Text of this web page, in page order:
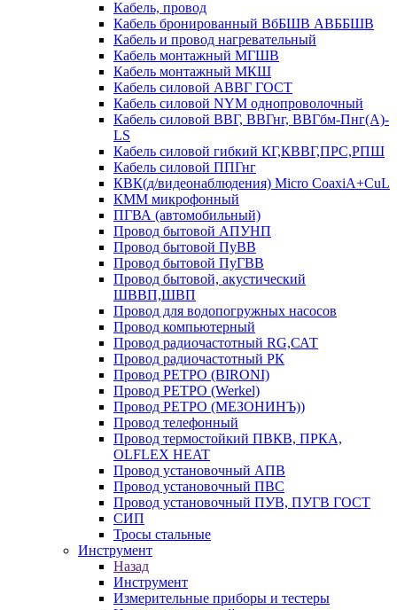
Кабель, провод
Кабель бронированный ВбБШВ АВББШВ
Кабель и провод нагревательный
Кабель монтажный МГШВ
Кабель монтажный МКШ
Кабель силовой АВВГ ГОСТ
Кабель силовой NYM однопроволочный
Кабель силовой ВВГ, ВВГнг, ВВГбм-Пнг(А)-
LS
Кабель силовой гибкий КГ,КВВГ,ПРС,РПШ
Кабель силовой ППГнг
КВК(д/видеонаблюдения) Micro CoaxiA+CuL
КММ микрофонный
ПГВА (автомобильный)
Провод бытовой АПУНП
Провод бытовой ПуВВ
Провод бытовой ПуГВВ
Провод бытовой, акустический
ШВВП,ШВП
Провод для водопогружных насосов
Провод компьютерный
Провод радиочастотный RG,САТ
Провод радиочастотный РК
Провод РЕТРО (BIRONI)
Провод РЕТРО (Werkel)
Провод РЕТРО (МЕЗОНИНЪ))
Провод телефонный
Провод термостойкий ПВКВ, ПРКА,
OLFLEX HEAT
Провод установочный АПВ
Провод установочный ПВС
Провод установочный ПУВ, ПУГВ ГОСТ
СИП
Тросы стальные
Инструмент
Назад
Инструмент
Измерительные приборы и тестеры